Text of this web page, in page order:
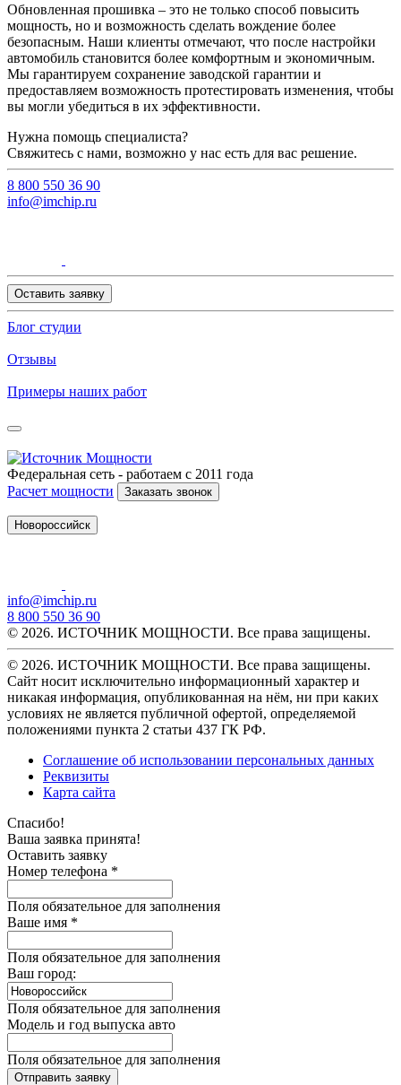
Обновленная прошивка – это не только способ повысить
мощность, но и возможность сделать вождение более
безопасным. Наши клиенты отмечают, что после настройки
автомобиль становится более комфортным и экономичным.
Мы гарантируем сохранение заводской гарантии и
предоставляем возможность протестировать изменения, чтобы
вы могли убедиться в их эффективности.
Нужна помощь специалиста?
Свяжитесь с нами, возможно у нас есть для вас решение.
8 800 550 36 90
info@imchip.ru
Оставить заявку
Блог студии
Отзывы
Примеры наших работ
Федеральная сеть - работаем с 2011 года
Расчет мощности
Заказать звонок
Новороссийск
info@imchip.ru
8 800 550 36 90
© 2026. ИСТОЧНИК МОЩНОСТИ. Все права защищены.
© 2026. ИСТОЧНИК МОЩНОСТИ. Все права защищены.
Сайт носит исключительно информационный характер и
никакая информация, опубликованная на нём, ни при каких
условиях не является публичной офертой, определяемой
положениями пункта 2 статьи 437 ГК РФ.
Соглашение об использовании персональных данных
Реквизиты
Карта сайта
Спасибо!
Ваша заявка принята!
Оставить заявку
Номер телефона *
Поля обязательное для заполнения
Ваше имя *
Поля обязательное для заполнения
Ваш город:
Поля обязательное для заполнения
Модель и год выпуска авто
Поля обязательное для заполнения
Отправить заявку